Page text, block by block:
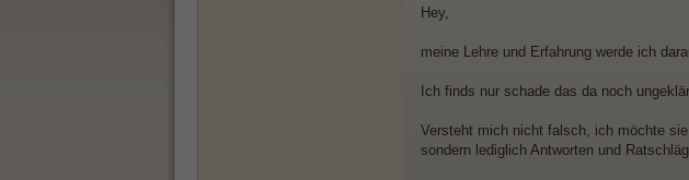
Hey,
meine Lehre und Erfahrung werde ich
Ich finds nur schade das da noch
Versteht mich nicht falsch, ich möchte
sondern lediglich Antworten und